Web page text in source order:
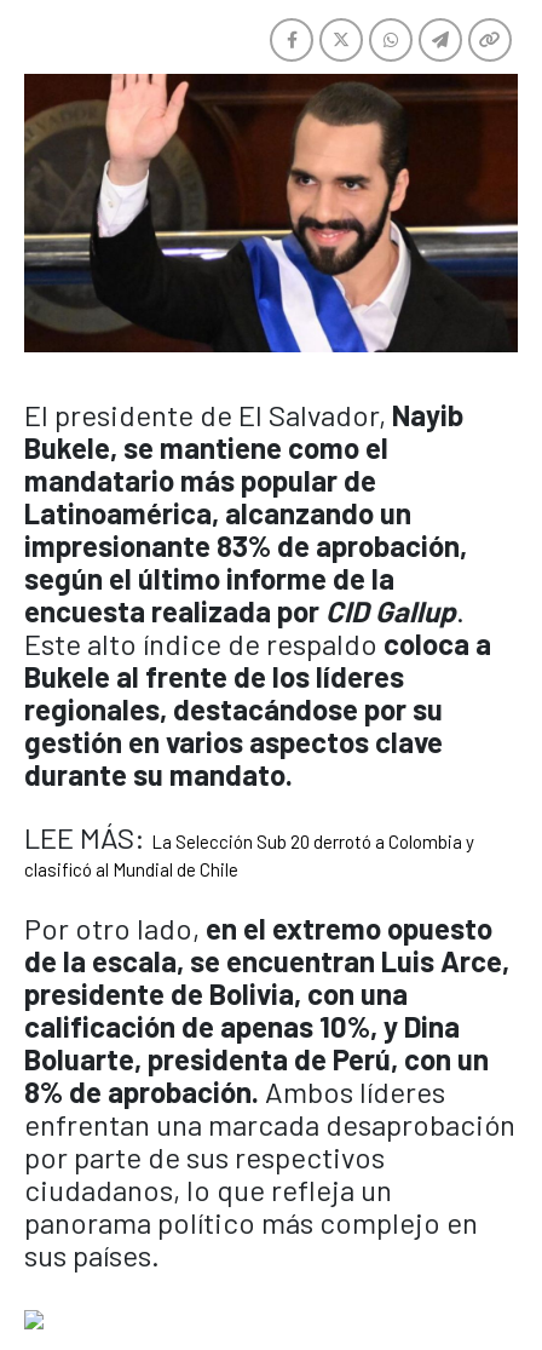
El presidente de El Salvador, Nayib
Bukele, se mantiene como el
mandatario más popular de
Latinoamérica, alcanzando un
impresionante 83% de aprobación,
según el último informe de la
encuesta realizada por CID Gallup.
Este alto índice de respaldo coloca a
Bukele al frente de los líderes
regionales, destacándose por su
gestión en varios aspectos clave
durante su mandato.
LEE MÁS: La Selección Sub 20 derrotó a Colombia y
clasificó al Mundial de Chile
Por otro lado, en el extremo opuesto
de la escala, se encuentran Luis Arce,
presidente de Bolivia, con una
calificación de apenas 10%, y Dina
Boluarte, presidenta de Perú, con un
8% de aprobación. Ambos líderes
enfrentan una marcada desaprobación
por parte de sus respectivos
ciudadanos, lo que refleja un
panorama político más complejo en
sus países.